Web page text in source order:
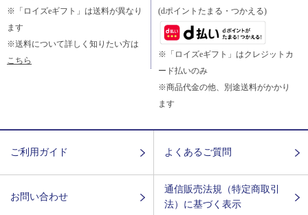
※「ロイズeギフト」は送料が異なり
ます
※送料について詳しく知りたい方は
こちら
(dポイントたまる・つかえる)
※「ロイズeギフト」はクレジットカ
ード払いのみ
※商品代金の他、別途送料がかかり
ます
ご利用ガイド よくあるご質問
お問い合わせ
通信販売法規（特定商取引
法）に基づく表示